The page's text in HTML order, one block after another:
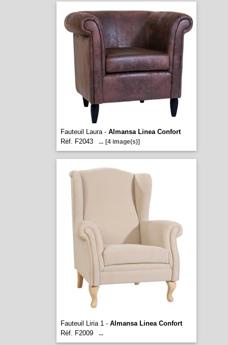
Fauteuil Laura - Almansa Linea Confort
Réf. F2043
... [4 image(s)]
Fauteuil Liria 1 - Almansa Linea Confort
Réf. F2009
...